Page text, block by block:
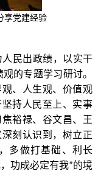
享党建经验
人民出政绩，以实干
观的专题学习研讨。
、人生观、价值观
持人民至上、实事
裕禄、谷文昌、王
刻认识到，树立正
多做打基础、利长
功成必定有我”的境